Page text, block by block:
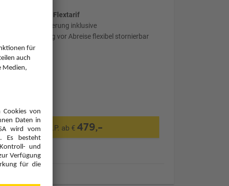
gewählter Tarif: Flextarif
flexible Stornierung inklusive
Reise bis 1 Tag vor Abreise flexibel stornierbar
p.P. ab €479,-
Tarife